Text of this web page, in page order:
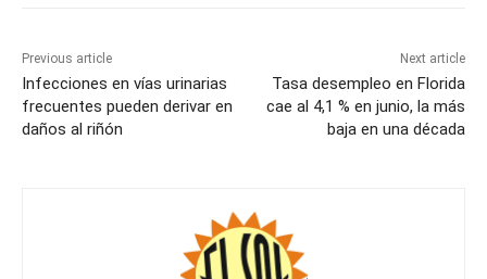
Previous article
Infecciones en vías urinarias
frecuentes pueden derivar en
daños al riñón
Next article
Tasa desempleo en Florida
cae al 4,1 % en junio, la más
baja en una década